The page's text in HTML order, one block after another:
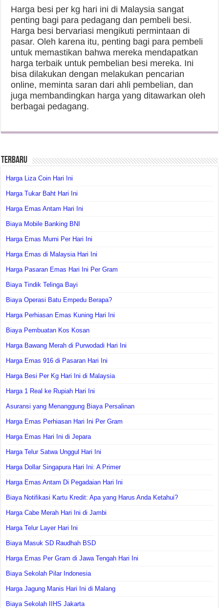
Harga besi per kg hari ini di Malaysia sangat
penting bagi para pedagang dan pembeli besi.
Harga besi bervariasi mengikuti permintaan di
pasar. Oleh karena itu, penting bagi para pembeli
untuk memastikan bahwa mereka mendapatkan
harga terbaik untuk pembelian besi mereka. Ini
bisa dilakukan dengan melakukan pencarian
online, meminta saran dari ahli pembelian, dan
juga membandingkan harga yang ditawarkan oleh
berbagai pedagang.
Terbaru
Harga Liza Coin Hari Ini
Harga Tukar Baht Hari Ini
Harga Emas Antam Hari Ini
Biaya Mobile Banking BNI
Harga Emas Murni Per Hari Ini
Harga Emas di Malaysia Hari Ini
Harga Pasaran Emas Hari Ini Per Gram
Biaya Tindik Telinga Bayi
Biaya Operasi Batu Empedu Berapa?
Harga Perhiasan Emas Kuning Hari Ini
Biaya Pembuatan Kos Kosan
Harga Bawang Merah di Purwodadi Hari Ini
Harga Emas 916 di Pasaran Hari Ini
Harga Besi Per Kg Hari Ini di Malaysia
Harga 1 Real ke Rupiah Hari Ini
Asuransi yang Menanggung Biaya Persalinan
Harga Emas Perhiasan Hari Ini Per Gram
Harga Emas Hari Ini di Jepara
Harga Telur Satwa Unggul Hari Ini
Harga Dollar Singapura Hari Ini: A Primer
Harga Emas Antam Di Pegadaian Hari Ini
Biaya Notifikasi Kartu Kredit: Apa yang Harus Anda Ketahui?
Harga Cabe Merah Hari Ini di Jambi
Harga Telur Layer Hari Ini
Biaya Masuk SD Raudhah BSD
Harga Emas Per Gram di Jawa Tengah Hari Ini
Biaya Sekolah Pilar Indonesia
Harga Jagung Manis Hari Ini di Malang
Biaya Sekolah IIHS Jakarta